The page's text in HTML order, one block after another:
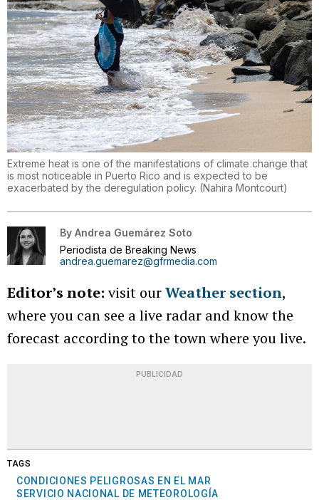
Extreme heat is one of the manifestations of climate change that
is most noticeable in Puerto Rico and is expected to be
exacerbated by the deregulation policy. (Nahira Montcourt)
By Andrea Guemárez Soto
Periodista de Breaking News
andrea.guemarez@gfrmedia.com
Editor’s note:visit ourWeather section,
where you can see a live radar and know the
forecast according to the town where you live.
PUBLICIDAD
TAGS
CONDICIONES PELIGROSAS EN EL MAR
SERVICIO NACIONAL DE METEOROLOGÍA